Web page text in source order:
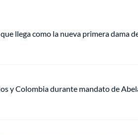
llega como la nueva primera dama
y Colombia durante mandato de